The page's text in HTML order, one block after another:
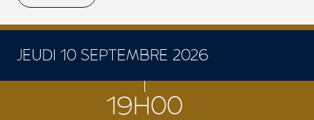
JEUDI 10 SEPTEMBRE 2026
19H00